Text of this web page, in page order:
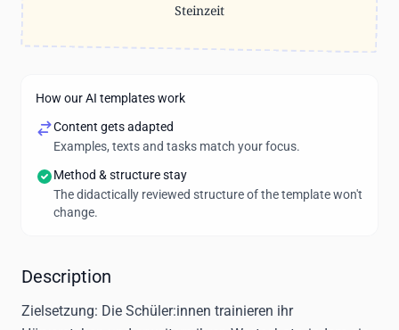
Steinzeit
How our AI templates work
Content gets adapted
Examples, texts and tasks match your focus.
Method & structure stay
The didactically reviewed structure of the template won't
change.
Description
Zielsetzung: Die Schüler:innen trainieren ihr